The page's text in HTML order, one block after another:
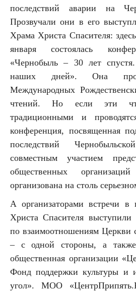
последствий аварии на
Прозвучали они в его
Храма Христа Спасителя:
января состоялась
«Чернобыль – 30 лет
наших дней». Она
Международных
чтений. Но если эти
традиционными и
конференция, посвященная
последствий
совместным участием
общественных
организована на столь
А организаторами встречи в
Христа Спасителя выступили
по взаимоотношениям
– с одной стороны, а
общественная организации
Фонд поддержки культуры и
угол». МОО